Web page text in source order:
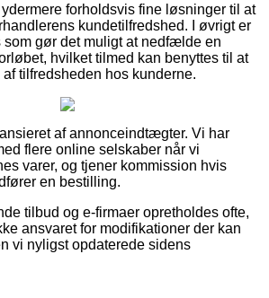
forholdsvis fine løsninger til at
kundetilfredshed. I øvrigt er
som gør det muligt at nedfælde en
hvilket tilmed kan benyttes til at
tilfredsheden hos kunderne.
af annonceindtægter. Vi har
flere online selskaber når vi
varer, og tjener kommission hvis
en bestilling.
tilbud og e-firmaer opretholdes ofte,
ansvaret for modifikationer der kan
vi nyligst opdaterede sidens